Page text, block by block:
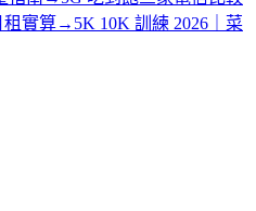
租實算→ 5K 10K 訓練 2026｜菜